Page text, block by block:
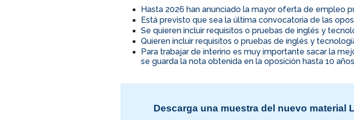
Hasta 2026 han anunciado la mayor oferta de empleo
Está previsto que sea la última convocatoria de las
Se quieren incluir requisitos o pruebas de inglés y
Quieren incluir requisitos o pruebas de inglés y
Para trabajar de interino es muy importante sacar la
se guarda la nota obtenida en la oposición hasta 10
Descarga una muestra del nuevo material